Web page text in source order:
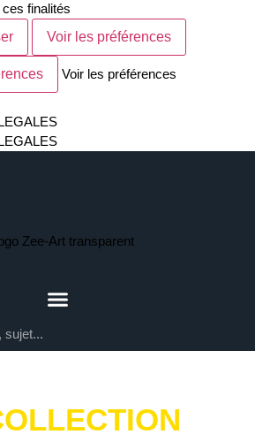
finalités
Voir les préférences
Voir les préférences